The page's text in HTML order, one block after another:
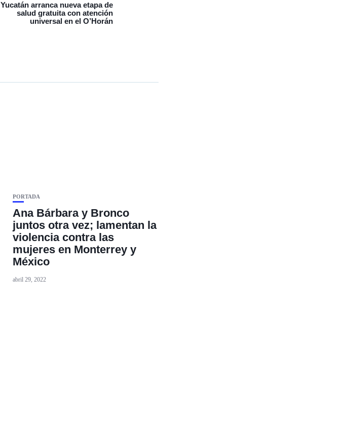
Yucatán arranca nueva etapa de
salud gratuita con atención
universal en el O’Horán
PORTADA
Ana Bárbara y Bronco
juntos otra vez; lamentan la
violencia contra las
mujeres en Monterrey y
México
abril 29, 2022